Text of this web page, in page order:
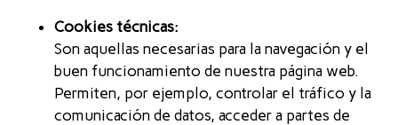
Cookies técnicas:
Son aquellas necesarias para la navegación y el
buen funcionamiento de nuestra página web.
Permiten, por ejemplo, controlar el tráfico y la
comunicación de datos, acceder a partes de